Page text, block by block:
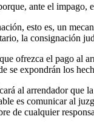
ante el
esto es, un
la consignación
ofrezca el pago al
se expondrán los
al arrendador que
es comunicar al
de cualquier